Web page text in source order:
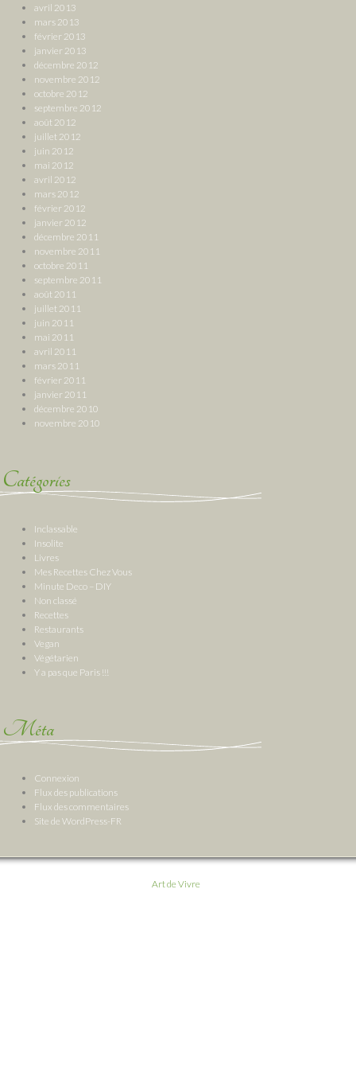
avril 2013
mars 2013
février 2013
janvier 2013
décembre 2012
novembre 2012
octobre 2012
septembre 2012
août 2012
juillet 2012
juin 2012
mai 2012
avril 2012
mars 2012
février 2012
janvier 2012
décembre 2011
novembre 2011
octobre 2011
septembre 2011
août 2011
juillet 2011
juin 2011
mai 2011
avril 2011
mars 2011
février 2011
janvier 2011
décembre 2010
novembre 2010
Catégories
Inclassable
Insolite
Livres
Mes Recettes Chez Vous
Minute Deco – DIY
Non classé
Recettes
Restaurants
Vegan
Végétarien
Y a pas que Paris !!!
Méta
Connexion
Flux des publications
Flux des commentaires
Site de WordPress-FR
Art de Vivre